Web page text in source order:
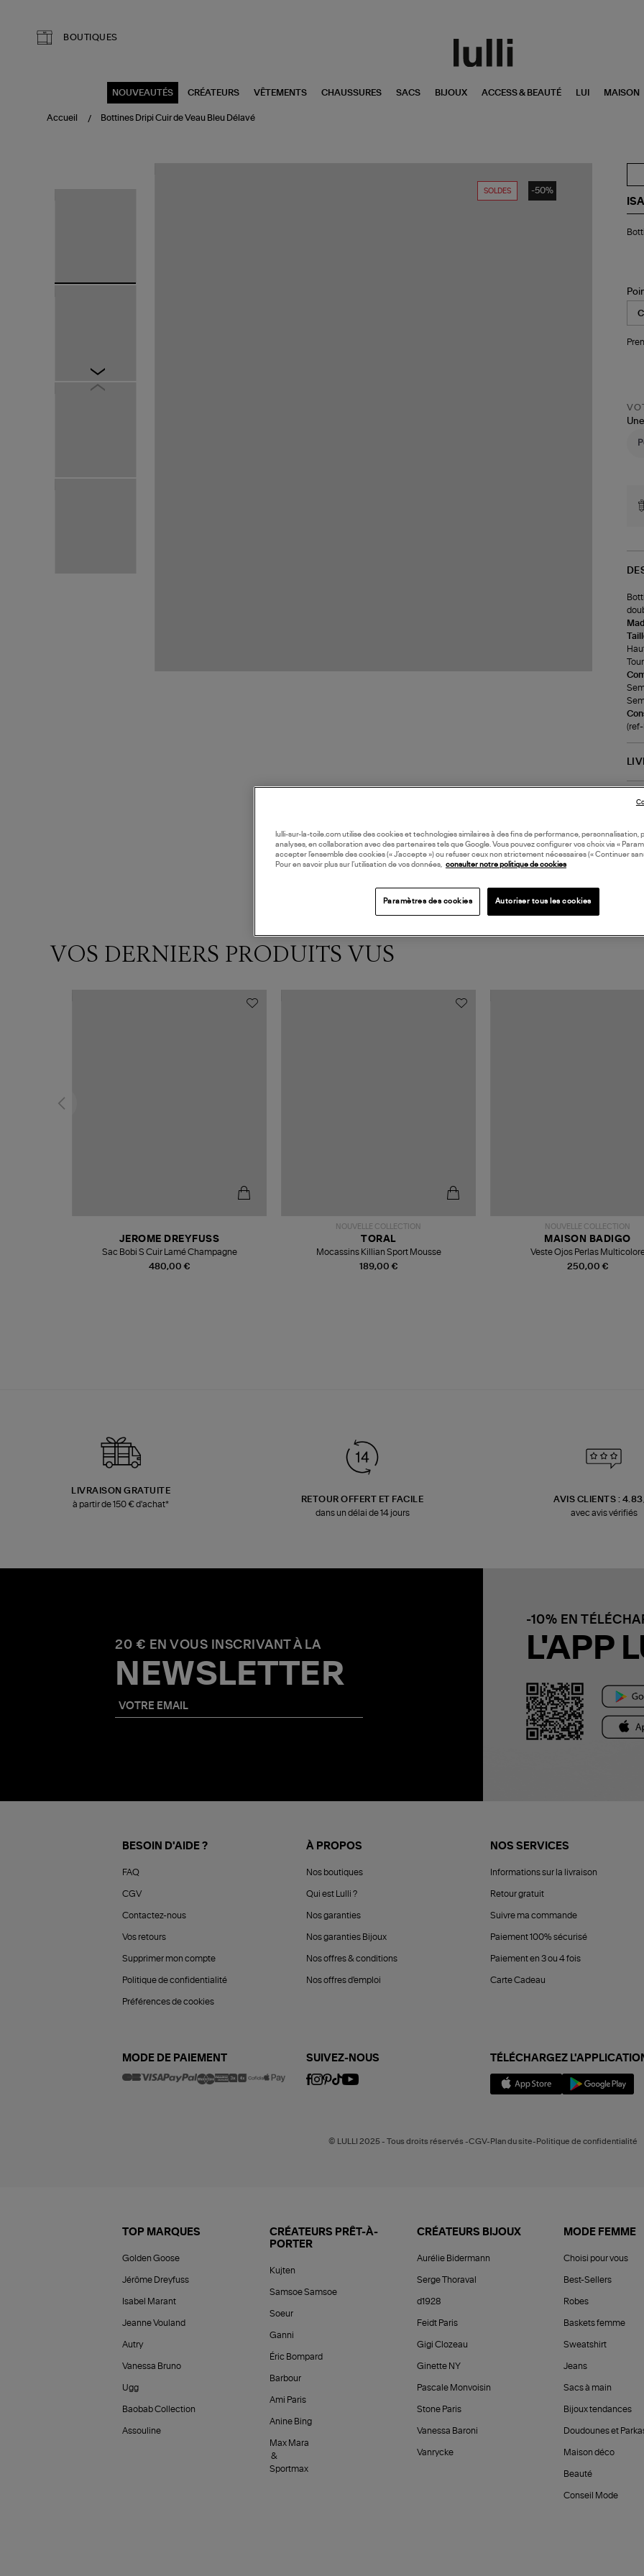
BOUTIQUES
NOUVEAUTÉS CRÉATEURS VÊTEMENTS CHAUSSURES SACS BIJOUX ACCESS & BEAUTÉ LUI MAISON
Accueil Bottines Dripi Cuir de Veau Bleu Délavé
SOLDES -50%
VOS DERNIERS PRODUITS VUS
480,00 €
JEROME DREYFUSS
Sac Bobi S Cuir Lamé Champagne
NOUVELLE COLLECTION
189,00 €
TORAL
Mocassins Killian Sport Mousse
NOUVELLE COLLECTION
250,00 €
MAISON BADIGO
Veste Ojos Perlas
LIVRAISON GRATUITE
à partir de 150 € d'achat*
RETOUR OFFERT ET FACILE
dans un délai de 14 jours
AVIS CLIENTS :
avec avis vérifiés
20 € EN VOUS INSCRIVANT À LA
NEWSLETTER
-10% EN
L'APP
BESOIN D'AIDE ?
FAQ
CGV
Contactez-nous
Vos retours
Supprimer mon compte
Politique de confidentialité
Préférences de cookies
À PROPOS
Nos boutiques
Qui est Lulli ?
Nos garanties
Nos garanties Bijoux
Nos offres & conditions
Nos offres d'emploi
NOS SERVICES
Informations sur la livraison
Retour gratuit
Suivre ma commande
Paiement 100% sécurisé
Paiement en 3 ou 4 fois
Carte Cadeau
MODE DE PAIEMENT SUIVEZ-NOUS TÉLÉCHARGEZ
© LULLI 2025 - Tous droits réservés -CGV-Plan du site-Politique de confidentialité
TOP MARQUES
Golden Goose
Jérôme Dreyfuss
Isabel Marant
Jeanne Vouland
Autry
Vanessa Bruno
Ugg
Baobab Collection
Assouline
CRÉATEURS PRÊT-À-
PORTER
Kujten
Samsoe Samsoe
Soeur
Ganni
Éric Bompard
Barbour
Ami Paris
Anine Bing
Max Mara
&
Sportmax
CRÉATEURS BIJOUX
Aurélie Bidermann
Serge Thoraval
d1928
Feidt Paris
Gigi Clozeau
Ginette NY
Pascale Monvoisin
Stone Paris
Vanessa Baroni
Vanrycke
MODE FEMME
Choisi pour vous
Best-Sellers
Robes
Baskets femme
Sweatshirt
Jeans
Sacs à main
Bijoux tendances
Doudounes et
Maison déco
Beauté
Conseil Mode
lulli-sur-la-toile.com utilise des cookies et technologies similaires à des fins de performance, personnalisation,
analyses, en collaboration avec des partenaires tels que Google. Vous pouvez configurer vos choix via «
accepter l’ensemble des cookies (« J’accepte ») ou refuser ceux non strictement nécessaires (« Continuer
Pour en savoir plus sur l’utilisation de vos données, consulter notre politique de cookies
Paramètres des cookies Autoriser tous les cookies